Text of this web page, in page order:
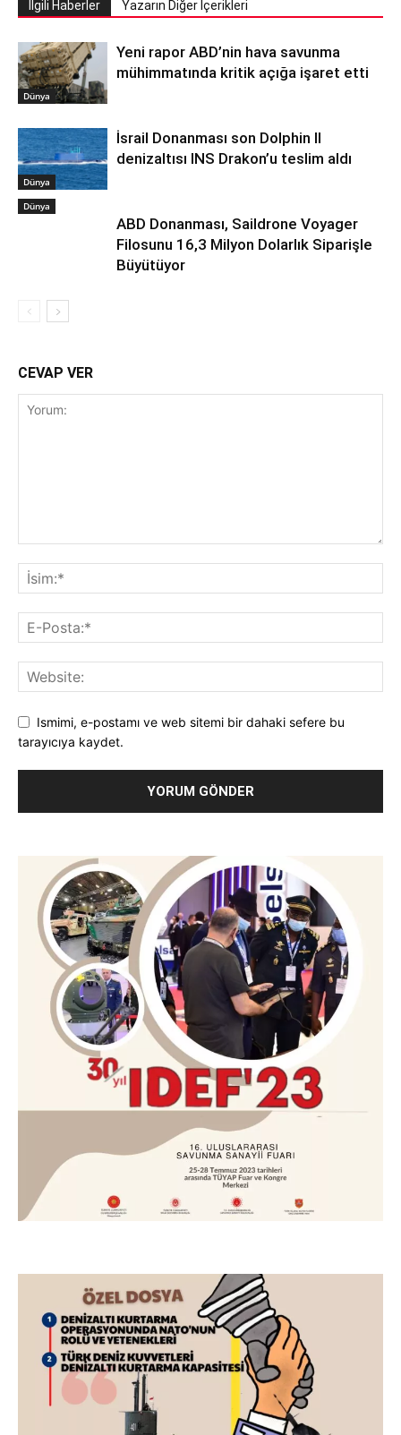
İlgili Haberler Yazarın Diğer İçerikleri
Dünya
Yeni rapor ABD’nin hava savunma
mühimmatında kritik açığa işaret etti
Dünya
İsrail Donanması son Dolphin II
denizaltısı INS Drakon’u teslim aldı
Dünya
ABD Donanması, Saildrone Voyager
Filosunu 16,3 Milyon Dolarlık Siparişle
Büyütüyor
CEVAP VER
Ismimi, e-postamı ve web sitemi bir dahaki sefere bu
tarayıcıya kaydet.